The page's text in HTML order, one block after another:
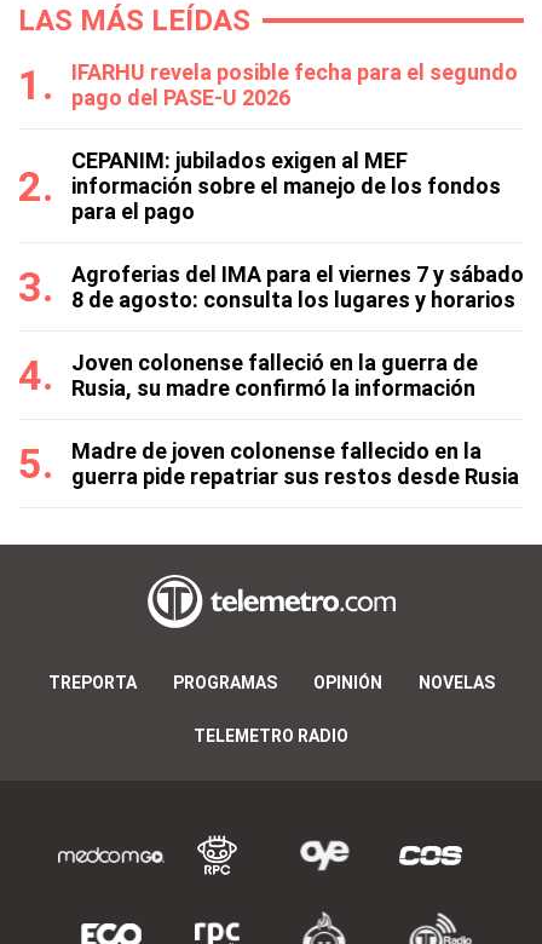
LAS MÁS LEÍDAS
IFARHU revela posible fecha para el segundo
pago del PASE-U 2026
CEPANIM: jubilados exigen al MEF
información sobre el manejo de los fondos
para el pago
Agroferias del IMA para el viernes 7 y sábado
8 de agosto: consulta los lugares y horarios
Joven colonense falleció en la guerra de
Rusia, su madre confirmó la información
Madre de joven colonense fallecido en la
guerra pide repatriar sus restos desde Rusia
TREPORTA PROGRAMAS OPINIÓN NOVELAS
TELEMETRO RADIO